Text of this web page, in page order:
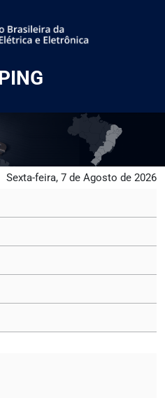
Sexta-feira, 7 de Agosto de 2026